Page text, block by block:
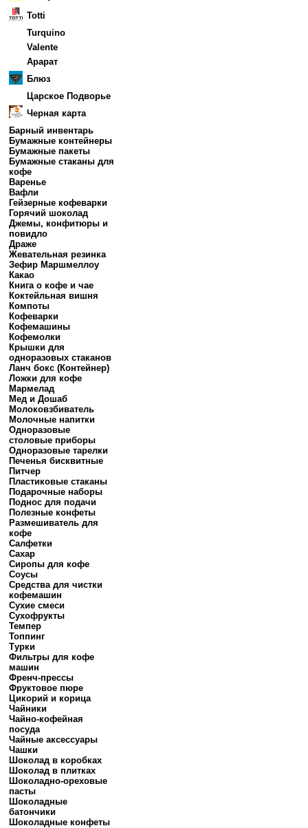
Totti
Turquino
Valente
Арарат
Блюз
Царское Подворье
Черная карта
Барный инвентарь
Бумажные контейнеры
Бумажные пакеты
Бумажные стаканы для
кофе
Варенье
Вафли
Гейзерные кофеварки
Горячий шоколад
Джемы, конфитюры и
повидло
Драже
Жевательная резинка
Зефир Маршмеллоу
Какао
Книга о кофе и чае
Коктейльная вишня
Компоты
Кофеварки
Кофемашины
Кофемолки
Крышки для
одноразовых стаканов
Ланч бокс (Контейнер)
Ложки для кофе
Мармелад
Мед и Дошаб
Молоковзбиватель
Молочные напитки
Одноразовые
столовые приборы
Одноразовые тарелки
Печенья бисквитные
Питчер
Пластиковые стаканы
Подарочные наборы
Поднос для подачи
Полезные конфеты
Размешиватель для
кофе
Салфетки
Сахар
Сиропы для кофе
Соусы
Средства для чистки
кофемашин
Сухие смеси
Сухофрукты
Темпер
Топпинг
Турки
Фильтры для кофе
машин
Френч-прессы
Фруктовое пюре
Цикорий и корица
Чайники
Чайно-кофейная
посуда
Чайные аксессуары
Чашки
Шоколад в коробках
Шоколад в плитках
Шоколадно-ореховые
пасты
Шоколадные
батончики
Шоколадные конфеты